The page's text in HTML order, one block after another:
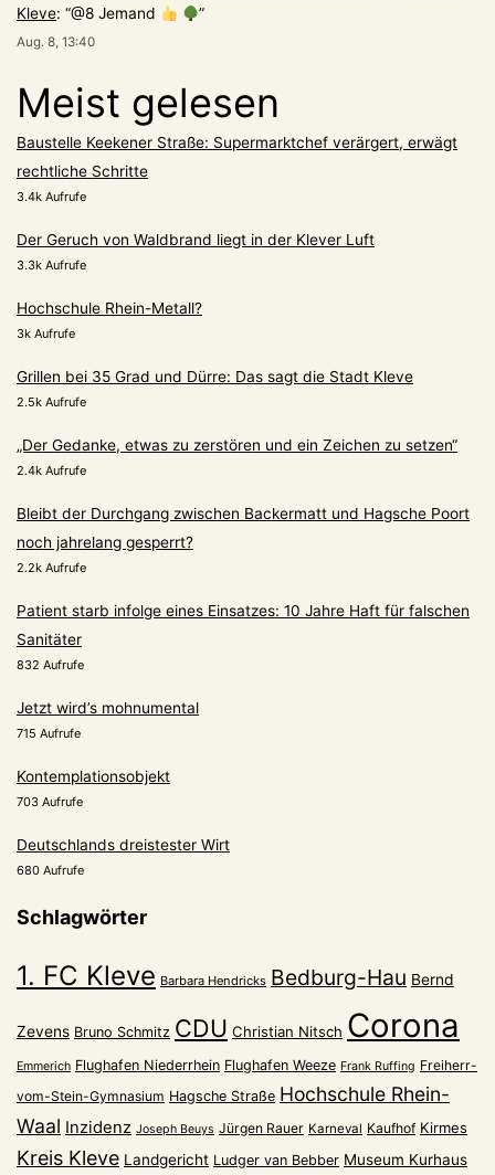
Kleve: “@8 Jemand ”
Aug. 8, 13:40
Meist gelesen
Baustelle Keekener Straße: Supermarktchef verärgert, erwägt
rechtliche Schritte
3.4k Aufrufe
Der Geruch von Waldbrand liegt in der Klever Luft
3.3k Aufrufe
Hochschule Rhein-Metall?
3k Aufrufe
Grillen bei 35 Grad und Dürre: Das sagt die Stadt Kleve
2.5k Aufrufe
„Der Gedanke, etwas zu zerstören und ein Zeichen zu setzen“
2.4k Aufrufe
Bleibt der Durchgang zwischen Backermatt und Hagsche Poort
noch jahrelang gesperrt?
2.2k Aufrufe
Patient starb infolge eines Einsatzes: 10 Jahre Haft für falschen
Sanitäter
832 Aufrufe
Jetzt wird’s mohnumental
715 Aufrufe
Kontemplationsobjekt
703 Aufrufe
Deutschlands dreistester Wirt
680 Aufrufe
Schlagwörter
1. FC Kleve Barbara Hendricks Bedburg-Hau Bernd
Zevens Bruno Schmitz CDU Christian Nitsch Corona
Emmerich Flughafen Niederrhein Flughafen Weeze Frank Ruffing Freiherr-
vom-Stein-Gymnasium Hagsche Straße Hochschule Rhein-
Waal Inzidenz Joseph Beuys Jürgen Rauer Karneval Kaufhof Kirmes
Kreis Kleve Landgericht Ludger van Bebber Museum Kurhaus